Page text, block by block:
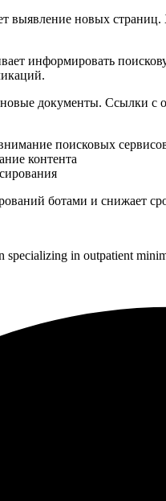
выявление новых
информировать
новые документы. Ссылки
поисковых
контента
ботами и снижает
in outpatient